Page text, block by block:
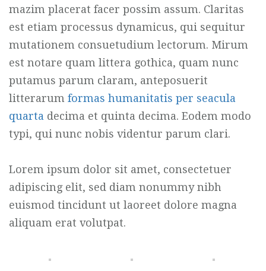
mazim placerat facer possim assum. Claritas
est etiam processus dynamicus, qui sequitur
mutationem consuetudium lectorum. Mirum
est notare quam littera gothica, quam nunc
putamus parum claram, anteposuerit
litterarum formas humanitatis per seacula
quarta decima et quinta decima. Eodem modo
typi, qui nunc nobis videntur parum clari.
Lorem ipsum dolor sit amet, consectetuer
adipiscing elit, sed diam nonummy nibh
euismod tincidunt ut laoreet dolore magna
aliquam erat volutpat.